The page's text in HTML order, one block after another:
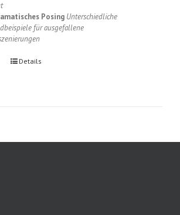
Posing Unterschiedliche
für ausgefallene
Details